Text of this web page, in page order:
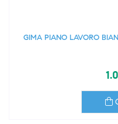
GIMA PIANO LAVORO